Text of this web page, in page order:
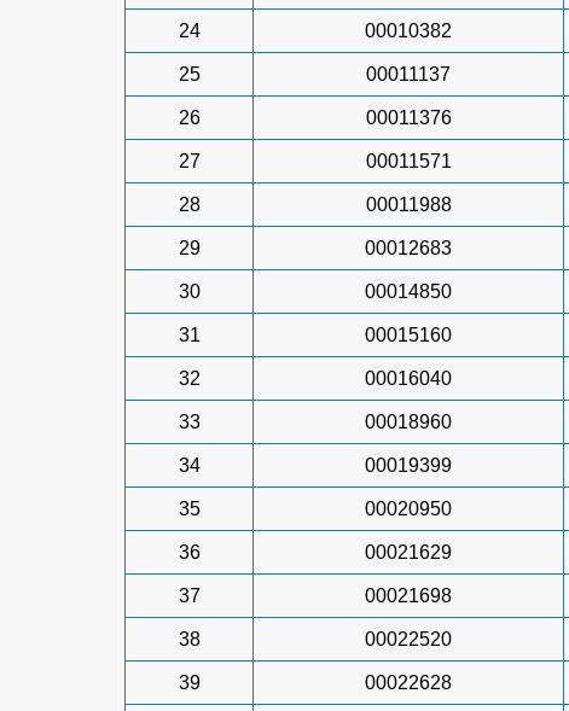
24 00010382
25 00011137
26 00011376
27 00011571
28 00011988
29 00012683
30 00014850
31 00015160
32 00016040
33 00018960
34 00019399
35 00020950
36 00021629
37 00021698
38 00022520
39 00022628